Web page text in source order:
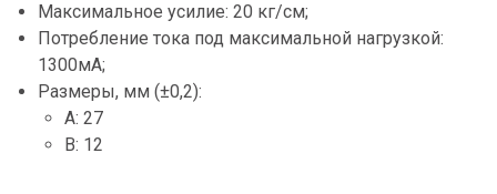
Максимальное усилие: 20 кг/см;
Потребление тока под максимальной нагрузкой:
1300мА;
Размеры, мм (±0,2):
A: 27
B: 12